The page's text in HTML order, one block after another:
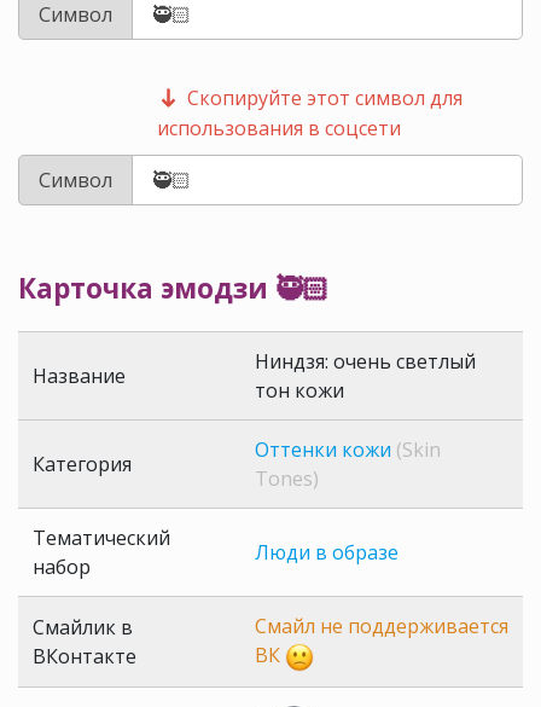
Символ
Скопируйте этот символ для
использования в соцсети
Символ
Карточка эмодзи 🥷🏻
Название
Ниндзя: очень светлый
тон кожи
Категория
Оттенки кожи (Skin
Tones)
Тематический
набор
Люди в образе
Смайлик в
ВКонтакте
Смайл не поддерживается
ВК